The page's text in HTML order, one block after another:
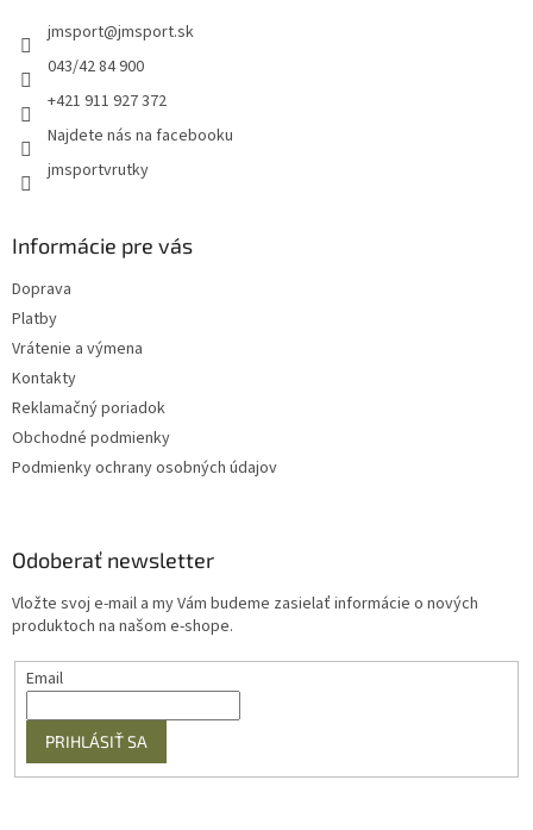
jmsport@jmsport.sk
043/42 84 900
+421 911 927 372
Najdete nás na facebooku
jmsportvrutky
Informácie pre vás
Doprava
Platby
Vrátenie a výmena
Kontakty
Reklamačný poriadok
Obchodné podmienky
Podmienky ochrany osobných údajov
Odoberať newsletter
Vložte svoj e-mail a my Vám budeme zasielať informácie o nových
produktoch na našom e-shope.
Email
PRIHLÁSIŤ SA